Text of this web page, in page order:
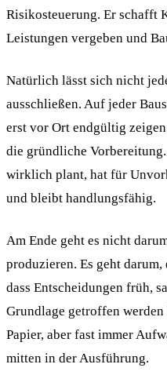
Risikosteuerung. Er schafft
Leistungen vergeben und
Natürlich lässt sich nicht
ausschließen. Auf jeder
erst vor Ort endgültig
die gründliche
wirklich plant, hat für
und bleibt handlungsfähig.
Am Ende geht es nicht
produzieren. Es geht
dass Entscheidungen früh,
Grundlage getroffen
Papier, aber fast immer
mitten in der Ausführung.